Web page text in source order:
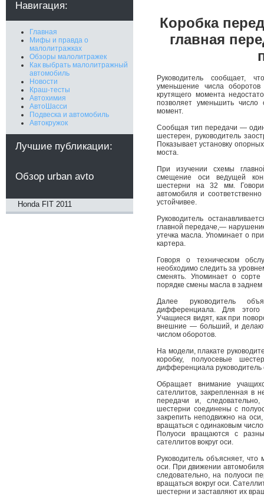
Навигация:
Главная
Мифы и правда о
малолитражках
Обзоры малолитражек
Как выбрать малолитражный
автомобиль
Новости
Краш-тесты
Автохимия
АвтоШасси
Подвеска и автомобиль
Автокружок
Лучшие публикации:
Обзор urban avto
Honda FIT 2011
Коробка
главная
Руководитель сообщает,
уменьшение числа
крутящего момента
позволяет уменьшить число
момент.
Сообщая тип передачи —
шестерен, руководитель
Показывает установку
моста.
При изучении схемы
смещение оси ведущей
шестерни на 32 мм.
автомобиля и
устойчивее.
Руководитель
главной передаче,—
утечка масла. Упоминает о
картера.
Говоря о техническом
необходимо следить за
сменять. Упоминает о
порядке смены масла в заднем
Далее руководитель
дифференциала. Для этого
Учащиеся видят, как при
внешние — больший, и
числом оборотов.
На модели, плакате
коробку, полуосевые
дифференциала руководитель
Обращает внимание
сателлитов, закрепленная в
передачи и,
шестерни соединены с
закрепить неподвижно на
вращаться с одинаковым
Полуоси вращаются с
сателлитов вокруг оси.
Руководитель объясняет, что
оси. При движении
следовательно, на полуоси
вращаться вокруг оси.
шестерни и заставляют их